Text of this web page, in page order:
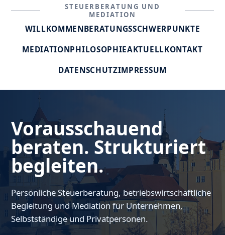
STEUERBERATUNG UND
MEDIATION
WILLKOMMENBERATUNGSSCHWERPUNKTE
MEDIATIONPHILOSOPHIEAKTUELLKONTAKT
DATENSCHUTZIMPRESSUM
Vorausschauend
beraten. Strukturiert
begleiten.
Persönliche Steuerberatung, betriebswirtschaftliche
Begleitung und Mediation für Unternehmen,
Selbstständige und Privatpersonen.